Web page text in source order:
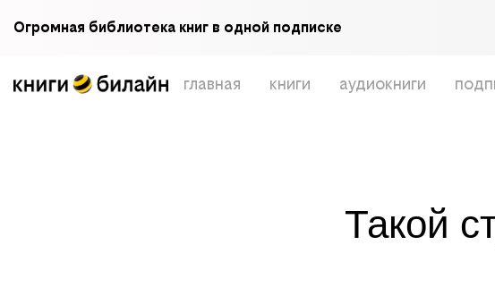
Огромная библиотека книг в одной подписке
главная книги аудиокниги
Такой